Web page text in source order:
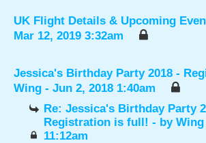
UK Flight Details & Upcoming
Mar 12, 2019 3:32am
Jessica's Birthday Party 2018 -
Wing - Jun 2, 2018 1:40am
Re: Jessica's Birthday Party
Registration is full! - byWing
11:12am